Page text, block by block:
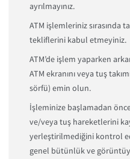
ayrılmayınız.
ATM işlemleriniz sırasında
tekliflerini kabul etmeyiniz.
ATM’de işlem yaparken
ATM ekranını veya tuş
sörfü) emin olun.
İşleminize başlamadan
ve/veya tuş hareketlerini
yerleştirilmediğini kontrol
genel bütünlük ve